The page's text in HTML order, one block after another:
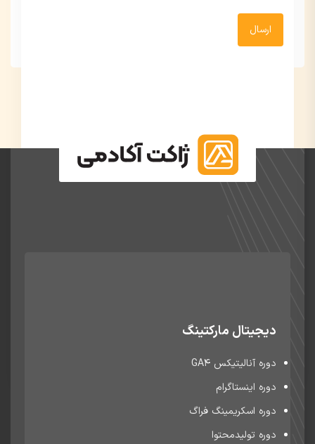
نمونه قرارداد خدمات سئو و بهینه سازی سایت
دیجیتال مارکتینگ
دوره آنالیتیکس GA4
دوره اینستاگرام
دوره اسکریمینگ فراگ
دوره تولیدمحتوا